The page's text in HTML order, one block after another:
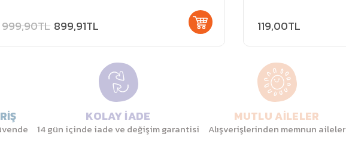
899,91TL
999,90TL 119,00TL
KOLAY İADE
14 gün içinde iade ve değişim garantisi
MUTLU AİLELER
Alışverişlerinden memnun aileler